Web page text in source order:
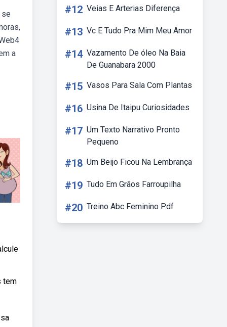
se
a
tem
#12 Veias E Arterias Diferença
#13 Vc E Tudo Pra Mim Meu Amor
#14 Vazamento De óleo Na Baia
De Guanabara 2000
#15 Vasos Para Sala Com Plantas
#16 Usina De Itaipu Curiosidades
#17 Um Texto Narrativo Pronto
Pequeno
#18 Um Beijo Ficou Na Lembrança
#19 Tudo Em Grãos Farroupilha
#20 Treino Abc Feminino Pdf